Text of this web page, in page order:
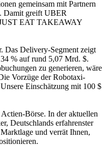
gemeinsam mit Partnern
Damit greift UBER
JUST EAT TAKEAWAY
Das Delivery-Segment zeigt
% auf rund 5,07 Mrd. $.
zu generieren, wäre
Vorzüge der Robotaxi-
Einschätzung mit 100 $
Actien-Börse. In der aktuellen
Deutschlands erfahrenster
und verrät Ihnen,